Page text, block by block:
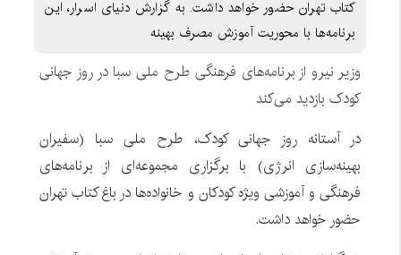
کتاب تهران حضور خواهد داشت. به گزارش دنیای اسرار، این
برنامه‌ها با محوریت آموزش مصرف بهینه
وزیر نیرو از برنامه‌های فرهنگی طرح ملی سبا در روز جهانی
کودک بازدید می‌کند
در آستانه روز جهانی کودک، طرح ملی سبا (سفیران
بهینه‌سازی انرژی) با برگزاری مجموعه‌ای از برنامه‌های
فرهنگی و آموزشی ویژه کودکان و خانواده‌ها در باغ کتاب تهران
حضور خواهد داشت.